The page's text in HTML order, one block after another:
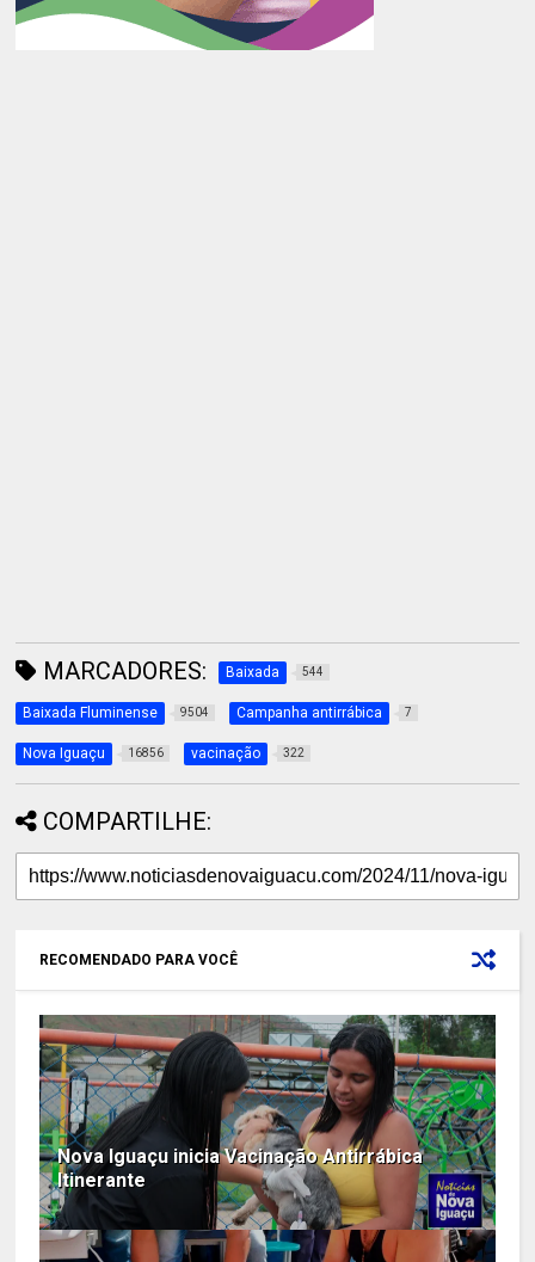
MARCADORES: Baixada 544
Baixada Fluminense 9504 Campanha antirrábica 7
Nova Iguaçu 16856 vacinação 322
COMPARTILHE:
RECOMENDADO PARA VOCÊ
Nova Iguaçu inicia Vacinação Antirrábica
Itinerante